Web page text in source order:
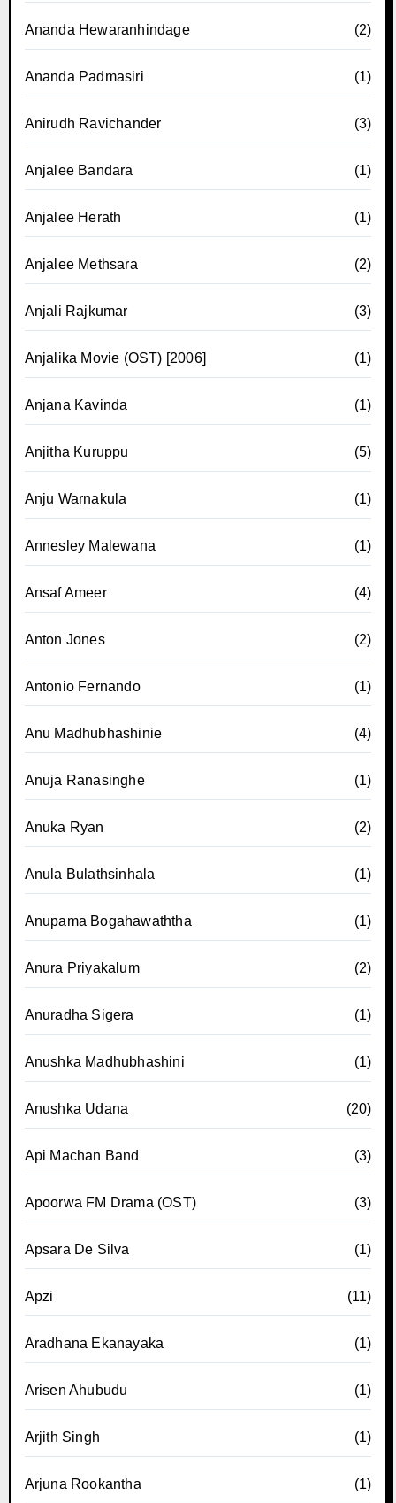
Ananda Hewaranhindage (2)
Ananda Padmasiri (1)
Anirudh Ravichander (3)
Anjalee Bandara (1)
Anjalee Herath (1)
Anjalee Methsara (2)
Anjali Rajkumar (3)
Anjalika Movie (OST) [2006] (1)
Anjana Kavinda (1)
Anjitha Kuruppu (5)
Anju Warnakula (1)
Annesley Malewana (1)
Ansaf Ameer (4)
Anton Jones (2)
Antonio Fernando (1)
Anu Madhubhashinie (4)
Anuja Ranasinghe (1)
Anuka Ryan (2)
Anula Bulathsinhala (1)
Anupama Bogahawaththa (1)
Anura Priyakalum (2)
Anuradha Sigera (1)
Anushka Madhubhashini (1)
Anushka Udana (20)
Api Machan Band (3)
Apoorwa FM Drama (OST) (3)
Apsara De Silva (1)
Apzi (11)
Aradhana Ekanayaka (1)
Arisen Ahubudu (1)
Arjith Singh (1)
Arjuna Rookantha (1)